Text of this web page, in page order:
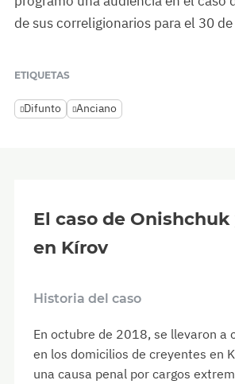
de sus correligionarios para el 30
ETIQUETAS
Difunto Anciano
El caso de Onishchuk
en Kírov
Historia del caso
En octubre de 2018, se llevaron a
en los domicilios de creyentes en
una causa penal por cargos